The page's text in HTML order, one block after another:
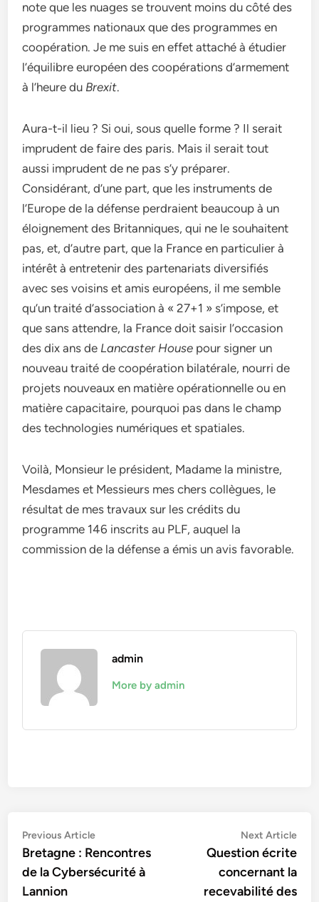
note que les nuages se trouvent moins du côté des
programmes nationaux que des programmes en
coopération. Je me suis en effet attaché à étudier
l’équilibre européen des coopérations d’armement
à l’heure du Brexit.
Aura-t-il lieu ? Si oui, sous quelle forme ? Il serait
imprudent de faire des paris. Mais il serait tout
aussi imprudent de ne pas s’y préparer.
Considérant, d’une part, que les instruments de
l’Europe de la défense perdraient beaucoup à un
éloignement des Britanniques, qui ne le souhaitent
pas, et, d’autre part, que la France en particulier à
intérêt à entretenir des partenariats diversifiés
avec ses voisins et amis européens, il me semble
qu’un traité d’association à « 27+1 » s’impose, et
que sans attendre, la France doit saisir l’occasion
des dix ans de Lancaster House pour signer un
nouveau traité de coopération bilatérale, nourri de
projets nouveaux en matière opérationnelle ou en
matière capacitaire, pourquoi pas dans le champ
des technologies numériques et spatiales.
Voilà, Monsieur le président, Madame la ministre,
Mesdames et Messieurs mes chers collègues, le
résultat de mes travaux sur les crédits du
programme 146 inscrits au PLF, auquel la
commission de la défense a émis un avis favorable.
admin
More by admin
Navigation
de
l’article
Previous ArticlePrevious
article:
Bretagne : Rencontres
de la Cybersécurité à
Lannion
Next Article
Question écrite
concernant la
recevabilité des